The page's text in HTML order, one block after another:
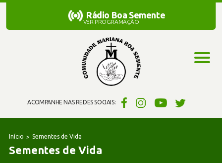
ACOMPANHE NAS REDES SOCIAIS:
Rádio Boa Semente
Rádio Boa Semente
VER PROGRAMAÇÃO
Início Sementes de Vida
Sementes de Vida